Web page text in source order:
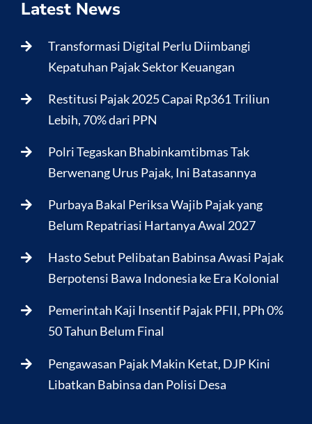
Latest News
Transformasi Digital Perlu Diimbangi
Kepatuhan Pajak Sektor Keuangan
Restitusi Pajak 2025 Capai Rp361 Triliun
Lebih, 70% dari PPN
Polri Tegaskan Bhabinkamtibmas Tak
Berwenang Urus Pajak, Ini Batasannya
Purbaya Bakal Periksa Wajib Pajak yang
Belum Repatriasi Hartanya Awal 2027
Hasto Sebut Pelibatan Babinsa Awasi Pajak
Berpotensi Bawa Indonesia ke Era Kolonial
Pemerintah Kaji Insentif Pajak PFII, PPh 0%
50 Tahun Belum Final
Pengawasan Pajak Makin Ketat, DJP Kini
Libatkan Babinsa dan Polisi Desa